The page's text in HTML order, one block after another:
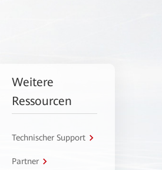
Weitere
Ressourcen
Technischer Support
Partner